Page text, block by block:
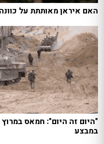
האם איראן מאותתת על
"היום זה היום": חמאס
במבצע